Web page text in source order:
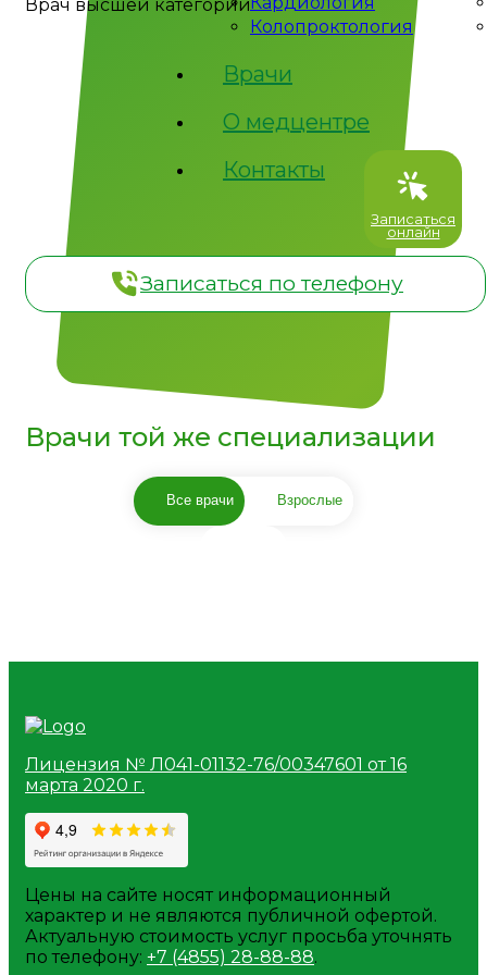
Колопроктология
Врачи
О медцентре
Контакты
Врач высшей категории
Приём специалиста
осуществляется по
адресу:
- ул. Молодежная, д. 8
Записаться
онлайн
Записаться по телефону
Врачи той же специализации
Все врачи Взрослые
Сергеевна
Сурдолог
Лицензия № Л041-01132-76/00347601 от 16
марта 2020 г.
Цены на сайте носят информационный
характер и не являются публичной офертой.
Актуальную стоимость услуг просьба уточнять
по телефону: +7 (4855) 28-88-88.